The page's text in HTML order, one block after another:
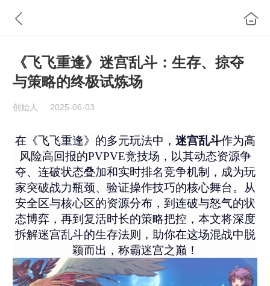
《飞飞重逢》迷宫乱斗：生存、掠夺
与策略的终极试炼场
创始人 2025-06-03
在《飞飞重逢》的多元玩法中， 迷宫乱斗作为高
风险高回报的PVPVE竞技场，以其动态资源争
夺、连破状态叠加和实时排名竞争机制，成为玩
家突破战力瓶颈、验证操作技巧的核心舞台。从
安全区与核心区的资源分布，到连破与怒气的状
态博弈，再到复活时长的策略把控，本文将深度
拆解迷宫乱斗的生存法则，助你在这场混战中脱
颖而出，称霸迷宫之巅！